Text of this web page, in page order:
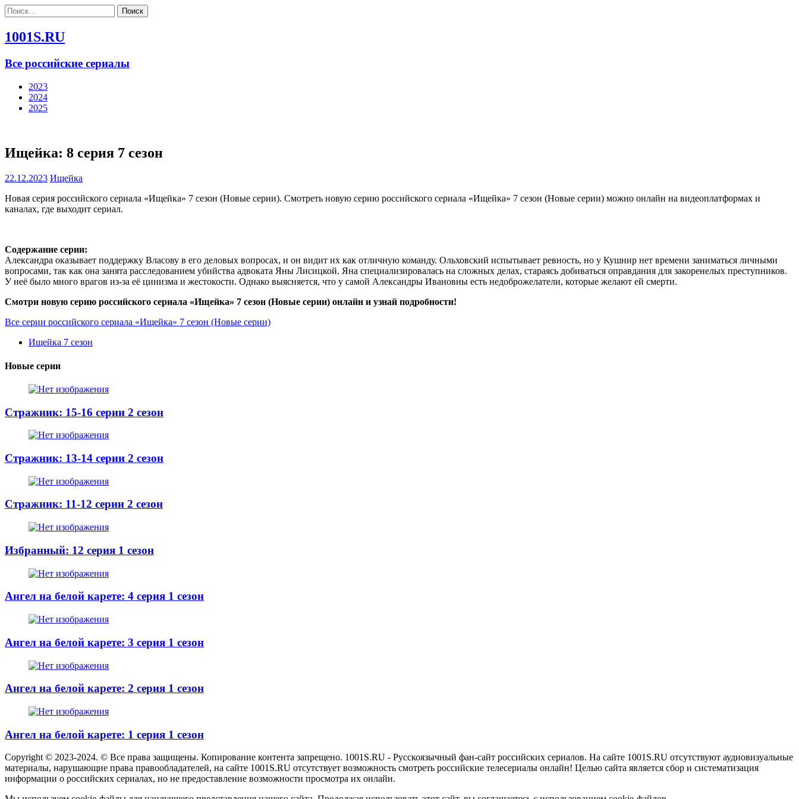
Найти:
1001S.RU
Все российские сериалы
2023
2024
2025
Ищейка: 8 серия 7 сезон
22.12.2023 Ищейка
Новая серия российского сериала «Ищейка» 7 сезон (Новые серии). Смотреть новую серию российского сериала «Ищейка» 7 сезон (Новые серии) можно онлайн на видеоплатформах и
каналах, где выходит сериал.
Содержание серии:
Александра оказывает поддержку Власову в его деловых вопросах, и он видит их как отличную команду. Ольховский испытывает ревность, но у Кушнир нет времени заниматься личными
вопросами, так как она занята расследованием убийства адвоката Яны Лисицкой. Яна специализировалась на сложных делах, стараясь добиваться оправдания для закоренелых преступников.
У неё было много врагов из-за её цинизма и жестокости. Однако выясняется, что у самой Александры Ивановны есть недоброжелатели, которые желают ей смерти.
Смотри новую серию российского сериала «Ищейка» 7 сезон (Новые серии) онлайн и узнай подробности!
Все серии российского сериала «Ищейка» 7 сезон (Новые серии)
Ищейка 7 сезон
Новые серии
Стражник: 15-16 серии 2 сезон
Стражник: 13-14 серии 2 сезон
Стражник: 11-12 серии 2 сезон
Избранный: 12 серия 1 сезон
Ангел на белой карете: 4 серия 1 сезон
Ангел на белой карете: 3 серия 1 сезон
Ангел на белой карете: 2 серия 1 сезон
Ангел на белой карете: 1 серия 1 сезон
Copyright © 2023-2024. © Все права защищены. Копирование контента запрещено. 1001S.RU - Русскоязычный фан-сайт российских сериалов. На сайте 1001S.RU отсутствуют аудиовизуальные
материалы, нарушающие права правообладателей, на сайте 1001S.RU отсутствует возможность смотреть российские телесериалы онлайн! Целью сайта является сбор и систематизация
информации о российских сериалах, но не предоставление возможности просмотра их онлайн.